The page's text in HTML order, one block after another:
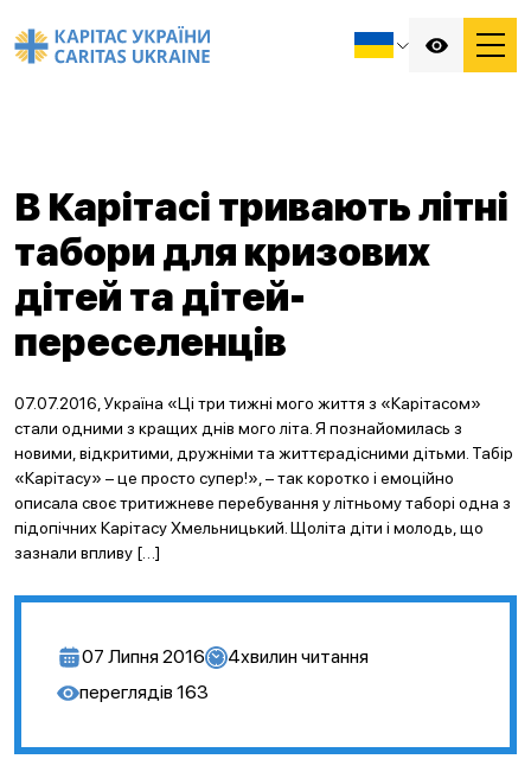
В Карітасі тривають літні
табори для кризових
дітей та дітей-
переселенців
07.07.2016, Україна «Ці три тижні мого життя з «Карітасом»
стали одними з кращих днів мого літа. Я познайомилась з
новими, відкритими, дружніми та життєрадісними дітьми. Табір
«Карітасу» – це просто супер!», – так коротко і емоційно
описала своє тритижневе перебування у літньому таборі одна з
підопічних Карітасу Хмельницький. Щоліта діти і молодь, що
зазнали впливу […]
07 Липня 2016 4хвилин читання
переглядів 163